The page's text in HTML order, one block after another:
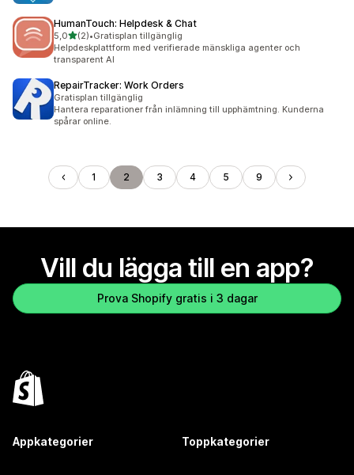
HumanTouch: Helpdesk & Chat
5,0av 5 stjärnor
(2)
2 recensioner totalt
•Gratisplan tillgänglig
Helpdeskplattform med verifierade mänskliga agenter och
transparent AI
RepairTracker: Work Orders
Gratisplan tillgänglig
Hantera reparationer från inlämning till upphämtning. Kunderna
spårar online.
1 2 3 4 5 9
Vill du lägga till en app?
Prova Shopify gratis i 3 dagar
Appkategorier Toppkategorier